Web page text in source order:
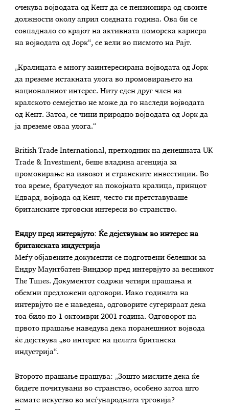
очекува војводата од Кент да се пензионира од своите
должности околу април следната година. Ова би се
совпаднало со крајот на активната поморска кариера
на војводата од Јорк“, се вели во писмото на Рајт.
„Кралицата е многу заинтересирана војводата од Јорк
да преземе истакната улога во промовирањето на
националниот интерес. Ниту еден друг член на
кралското семејство не може да го наследи војводата
од Кент. Затоа, се чини природно војводата од Јорк да
ја преземе оваа улога.“
British Trade International, претходник на денешната UK
Trade & Investment, беше владина агенција за
промовирање на извозот и странските инвестиции. Во
тоа време, братучедот на покојната кралица, принцот
Едвард, војвода од Кент, често ги претставуваше
британските трговски интереси во странство.
Ендру пред интервјуто: Ќе дејствувам во интерес на
британската индустрија
Меѓу објавените документи се подготвени белешки за
Ендру Маунтбатен-Виндзор пред интервјуто за весникот
The Times. Документот содржи четири прашања и
обемни предложени одговори. Иако годината на
интервјуто не е наведена, одговорите сугерираат дека
тоа било по 1 октомври 2001 година. Одговорот на
првото прашање наведува дека поранешниот војвода
ќе дејствува „во интерес на целата британска
индустрија“.
Второто прашање прашува: „Зошто мислите дека ќе
бидете почитувани во странство, особено затоа што
немате искуство во меѓународната трговија?